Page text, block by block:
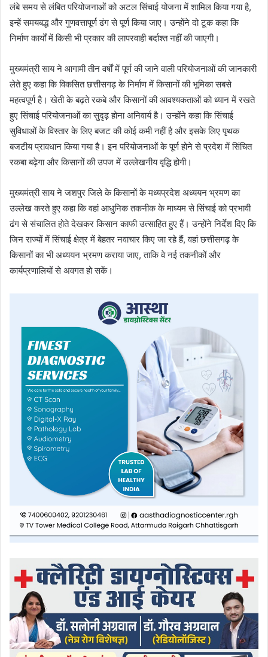
लंबे समय से लंबित परियोजनाओं को अटल सिंचाई योजना में शामिल किया गया है,
इन्हें समयबद्ध और गुणवत्तापूर्ण ढंग से पूर्ण किया जाए। उन्होंने दो टूक कहा कि
निर्माण कार्यों में किसी भी प्रकार की लापरवाही बर्दाश्त नहीं की जाएगी।
मुख्यमंत्री साय ने आगामी तीन वर्षों में पूर्ण की जाने वाली परियोजनाओं की जानकारी
लेते हुए कहा कि विकसित छत्तीसगढ़ के निर्माण में किसानों की भूमिका सबसे
महत्वपूर्ण है। खेती के बढ़ते रकबे और किसानों की आवश्यकताओं को ध्यान में रखते
हुए सिंचाई परियोजनाओं का सुदृढ़ होना अनिवार्य है। उन्होंने कहा कि सिंचाई
सुविधाओं के विस्तार के लिए बजट की कोई कमी नहीं है और इसके लिए पृथक
बजटीय प्रावधान किया गया है। इन परियोजनाओं के पूर्ण होने से प्रदेश में सिंचित
रकबा बढ़ेगा और किसानों की उपज में उल्लेखनीय वृद्धि होगी।
मुख्यमंत्री साय ने जशपुर जिले के किसानों के मध्यप्रदेश अध्ययन भ्रमण का
उल्लेख करते हुए कहा कि वहां आधुनिक तकनीक के माध्यम से सिंचाई को प्रभावी
ढंग से संचालित होते देखकर किसान काफी उत्साहित हुए हैं। उन्होंने निर्देश दिए कि
जिन राज्यों में सिंचाई क्षेत्र में बेहतर नवाचार किए जा रहे हैं, वहां छत्तीसगढ़ के
किसानों का भी अध्ययन भ्रमण कराया जाए, ताकि वे नई तकनीकों और
कार्यप्रणालियों से अवगत हो सकें।